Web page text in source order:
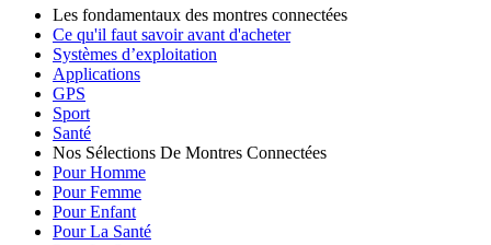
Les fondamentaux des montres connectées
Ce qu'il faut savoir avant d'acheter
Systèmes d’exploitation
Applications
GPS
Sport
Santé
Nos Sélections De Montres Connectées
Pour Homme
Pour Femme
Pour Enfant
Pour La Santé